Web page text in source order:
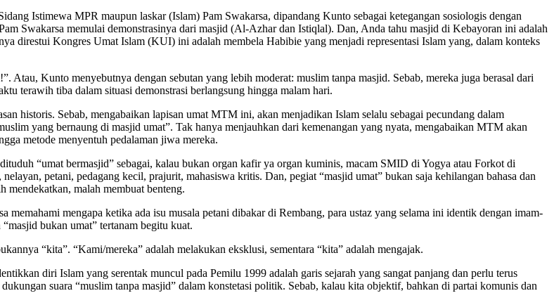
Istimewa MPR maupun laskar (Islam) Pam Swakarsa, dipandang Kunto sebagai ketegangan sosiologis dengan
Swakarsa memulai demonstrasinya dari masjid (Al-Azhar dan Istiqlal). Dan, Anda tahu masjid di Kebayoran ini adalah
direstui Kongres Umat Islam (KUI) ini adalah membela Habibie yang menjadi representasi Islam yang, dalam konteks
Atau, Kunto menyebutnya dengan sebutan yang lebih moderat: muslim tanpa masjid. Sebab, mereka juga berasal dari
terawih tiba dalam situasi demonstrasi berlangsung hingga malam hari.
historis. Sebab, mengabaikan lapisan umat MTM ini, akan menjadikan Islam selalu sebagai pecundang dalam
yang bernaung di masjid umat”. Tak hanya menjauhkan dari kemenangan yang nyata, mengabaikan MTM akan
metode menyentuh pedalaman jiwa mereka.
“umat bermasjid” sebagai, kalau bukan organ kafir ya organ kuminis, macam SMID di Yogya atau Forkot di
petani, pedagang kecil, prajurit, mahasiswa kritis. Dan, pegiat “masjid umat” bukan saja kehilangan bahasa dan
mendekatkan, malah membuat benteng.
mengapa ketika ada isu musala petani dibakar di Rembang, para ustaz yang selama ini identik dengan imam-
bukan umat” tertanam begitu kuat.
“kita”. “Kami/mereka” adalah melakukan eksklusi, sementara “kita” adalah mengajak.
diri Islam yang serentak muncul pada Pemilu 1999 adalah garis sejarah yang sangat panjang dan perlu terus
suara “muslim tanpa masjid” dalam konstetasi politik. Sebab, kalau kita objektif, bahkan di partai komunis dan